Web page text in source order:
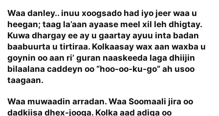
Waa danley.. inuu xoogsado had iyo jeer waa u
heegan; taag la’aan ayaase meel xil leh dhigtay.
Kuwa dhargay ee ay u gaartay ayuu inta badan
baabuurta u tirtiraa. Kolkaasay wax aan waxba u
goynin oo aan ri’ guran naaskeeda laga dhiijin
bilaalana caddeyn oo “hoo-oo-ku-go” ah usoo
taagaan.
Waa muwaadin arradan. Waa Soomaali jira oo
dadkiisa dhex-jooga. Kolka aad adiga oo